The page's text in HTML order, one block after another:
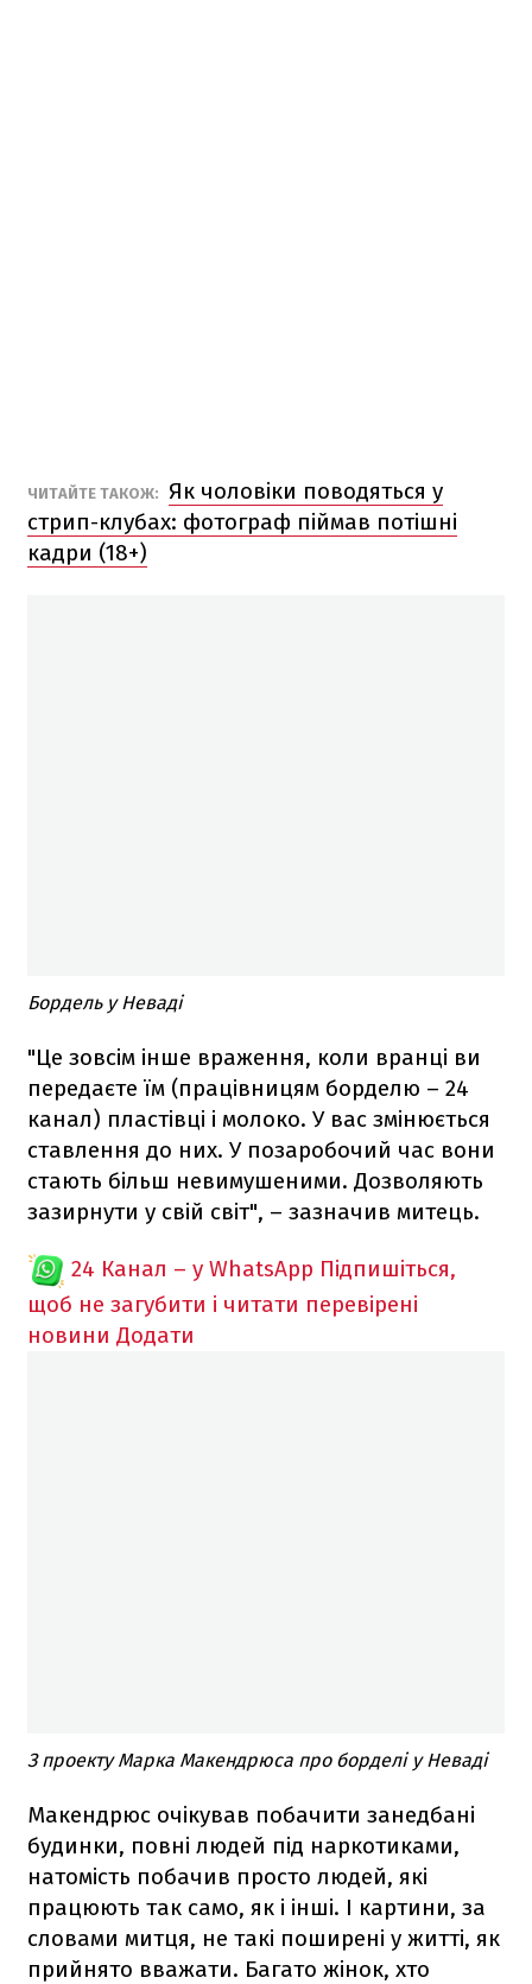
ЧИТАЙТЕ ТАКОЖ:
Як чоловіки поводяться у
стрип-клубах: фотограф піймав потішні
кадри (18+)
Бордель у Неваді
"Це зовсім інше враження, коли вранці ви
передаєте їм (працівницям борделю – 24
канал) пластівці і молоко. У вас змінюється
ставлення до них. У позаробочий час вони
стають більш невимушеними. Дозволяють
зазирнути у свій світ", – зазначив митець.
24 Канал – у WhatsApp Підпишіться,
щоб не загубити і читати перевірені
новини Додати
З проекту Марка Макендрюса про борделі у Неваді
Макендрюс очікував побачити занедбані
будинки, повні людей під наркотиками,
натомість побачив просто людей, які
працюють так само, як і інші. І картини, за
словами митця, не такі поширені у житті, як
прийнято вважати. Багато жінок, хто